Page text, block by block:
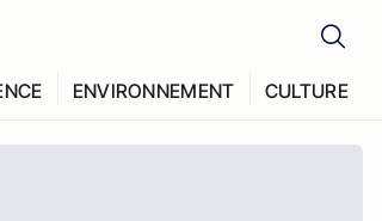
ENVIRONNEMENT CULTURE